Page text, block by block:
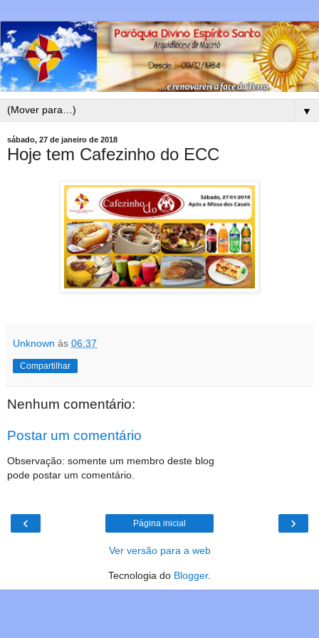
▼
sábado, 27 de janeiro de 2018
Hoje tem Cafezinho do ECC
Unknown às 06:37
Compartilhar
Nenhum comentário:
Postar um comentário
Observação: somente um membro deste blog
pode postar um comentário.
‹ ›
Página inicial
Ver versão para a web
Tecnologia do Blogger.